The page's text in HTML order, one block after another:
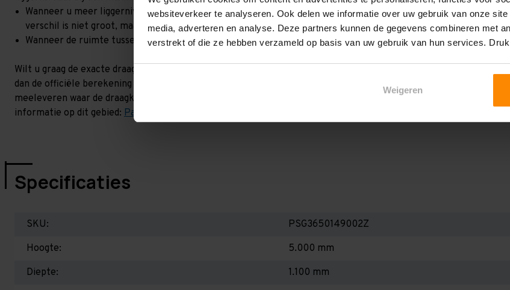
websiteverkeer te analyseren. Ook delen we informatie over uw gebruik van onze
media, adverteren en analyse. Deze partners kunnen de gegevens combineren met
verstrekt of die ze hebben verzameld op basis van uw gebruik van hun services.
Weigeren
Wanneer u meer liggerniveaus toevoegt, kan het zijn dat het draagvermogen per liggerniveau iets lager uit
verschil is niet groot, maar wel het beste om dit te laten berekenen!
Wanneer de ruimte tussen de liggerniveaus kleiner is dan 2,25 meter, valt de draagkracht juist iets hoger uit.
Wilt u graag de exacte draagkracht weten in uw situatie? Dan dient u even contact met ons op te nemen. Wij
dan de officiële berekening uit. Dit doen we gratis en voor niets. Wij kunnen ook belastingbordjes of stickers
meeleveren waar de draagkracht van uw situatie op beschreven staat! Kortom, bij twijfel contact opnemen! Meer
informatie op dit gebied: Palletstellingen - Belangrijk om te weten!
Specificaties
SKU:
PSG3650149002Z
Hoogte:
5.000 mm
Diepte:
1.100 mm